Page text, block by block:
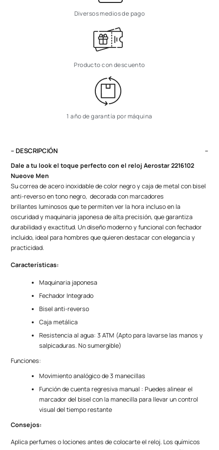
Diversos medios de pago
Producto con descuento
1 año de garantía por máquina
– DESCRIPCIÓN
Dale a tu look el toque perfecto con el reloj Aerostar 2216102
Nueove Men
Su correa de acero inoxidable de color negro y caja de metal con bisel
anti-reverso en tono negro, decorada con marcadores
brillantes luminosos que te permiten ver la hora incluso en la
oscuridad ymaquinaria japonesa de alta precisión, que garantiza
durabilidad y exactitud. Un diseño moderno y funcional con fechador
incluido, ideal para hombres que quieren destacar con elegancia y
practicidad.
Características:
Maquinaria japonesa
Fechador Integrado
Bisel anti-reverso
Caja metálica
Resistencia al agua: 3 ATM (Apto para lavarse las manos y
salpicaduras. No sumergible)
Funciones:
Movimiento analógico de 3 manecillas
Función de cuenta regresiva manual : Puedes alinear el
marcador del bisel con la manecilla para llevar un control
visual del tiempo restante
Consejos:
Aplica perfumes o lociones antes de colocarte el reloj. Los químicos